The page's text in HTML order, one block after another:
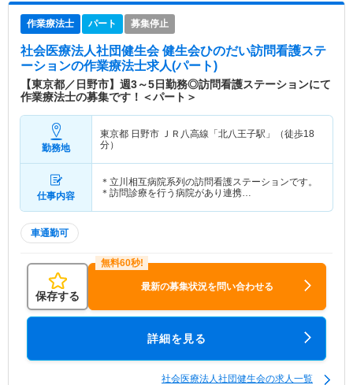
作業療法士 パート 募集停止
社会医療法人社団健生会 健生会ひのだい訪問看護ステ
ーションの作業療法士求人(パート)
【東京都／日野市】週3～5日勤務◎訪問看護ステーションにて
作業療法士の募集です！＜パート＞
勤務地
東京都 日野市 ＪＲ八高線「北八王子駅」（徒歩18
分）
仕事内容
＊立川相互病院系列の訪問看護ステーションです。
＊訪問診療を行う病院があり連携…
車通勤可
保存する
最新の募集状況を問い合わせる
詳細を見る
社会医療法人社団健生会の求人一覧